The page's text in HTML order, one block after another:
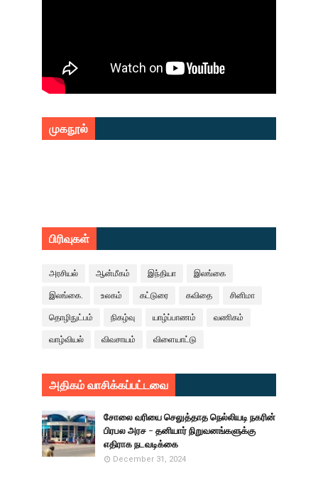
முகநூல்
பிரிவுகள்
அரசியல் ஆன்மீகம் இந்தியா இலங்கை
இலங்கை. உலகம் கட்டுரை கவிதை சினிமா
தொழிநுட்பம் நிகழ்வு யாழ்ப்பாணம் வணிகம்
வாழ்வியல் விவசாயம் விளையாட்டு
அதிகம் வாசிக்கப்பட்டவை
சோலை வரியை செலுத்தாத நெல்லியடி நகரின்
பிரபல அரச - தனியார் நிறுவனங்களுக்கு
எதிராக நடவடிக்கை
December 31, 2024